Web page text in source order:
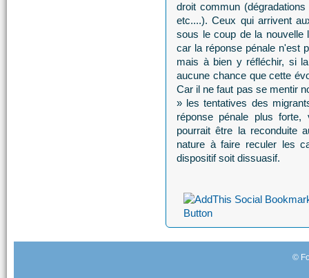
droit commun
etc....). Ceux qui arrivent
sous le coup de la nouvelle
car la réponse pénale n'est
mais à bien y réfléchir, si
aucune chance que cette
Car il ne faut pas se mentir
» les tentatives des
réponse pénale plus forte,
pourrait être la reconduite
nature à faire reculer les
dispositif soit dissuasif.
©